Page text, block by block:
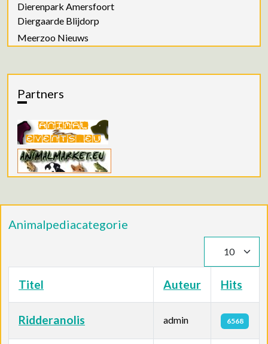
Dierenpark Amersfoort
Diergaarde Blijdorp
Meerzoo Nieuws
Partners
Animalpediacategorie
Titel Auteur Hits
Ridderanolis admin 6568